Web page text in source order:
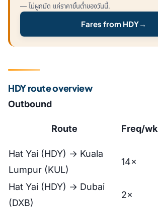
— ไม่ผูกมัด แค่ราคาขั้นต่ำของวันนี้.
Fares from HDY→
HDY route overview
Outbound
Route Freq/wk
Hat Yai (HDY) → Kuala
Lumpur (KUL)
14×
Hat Yai (HDY) → Dubai
(DXB)
2×